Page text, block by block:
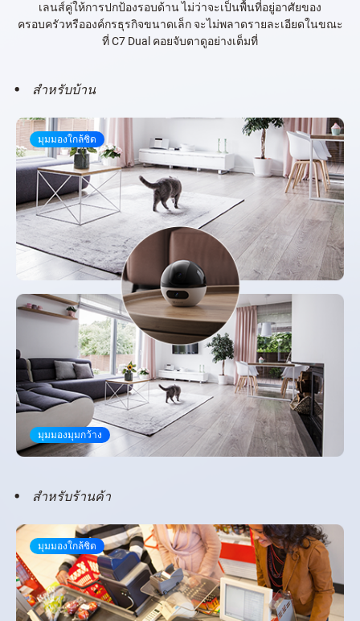
เลนส์คู่ให้การปกป้องรอบด้าน ไม่ว่าจะเป็นพื้นที่อยู่อาศัยของ
ครอบครัวหรือองค์กรธุรกิจขนาดเล็ก จะไม่พลาดรายละเอียดในขณะ
ที่ C7 Dual คอยจับตาดูอย่างเต็มที่
สำหรับบ้าน
มุมมองใกล้ชิด
มุมมองมุมกว้าง
สำหรับร้านค้า
มุมมองใกล้ชิด